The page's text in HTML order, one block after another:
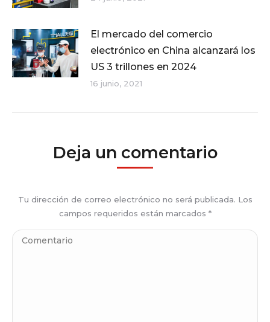
El mercado del comercio
electrónico en China alcanzará los
US 3 trillones en 2024
16 junio, 2021
Deja un comentario
Tu dirección de correo electrónico no será publicada. Los
campos requeridos están marcados *
Comentario